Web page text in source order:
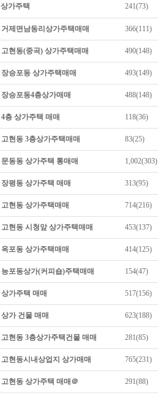
상가주택 241(73)
거제면남동리상가주택매매 366(111)
고현동(중곡) 상가주택매매 490(148)
장승포동 상가주택매매 493(149)
장승포동4층상가매매 488(148)
4층 상가주택 매매 118(36)
고현동 3층상가주택매매 83(25)
문동동 상가주택 통매매 1,002(303)
장평동 상가주택 매매 313(95)
고현동 상가주택매매 714(216)
고현동 시청앞 상가주택매매 453(137)
옥포동 상가주택매매 414(125)
능포동상가(커피숍)주택매매 154(47)
상가주택 매매 517(156)
상가 건물 매매 623(188)
고현동 3층상가주택건물 매매 281(85)
고현동시내상업지 상가매매 765(231)
고현동 상가주택 매매＠ 291(88)